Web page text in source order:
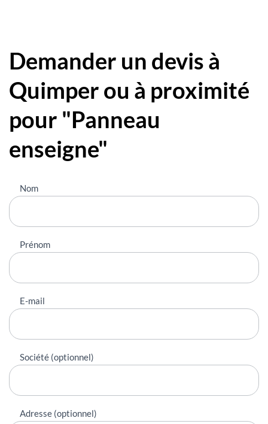
Demander un devis à
Quimper ou à proximité
pour "Panneau
enseigne"
Nous
contacter
Nom
Prénom
E-mail
Société (optionnel)
Adresse (optionnel)